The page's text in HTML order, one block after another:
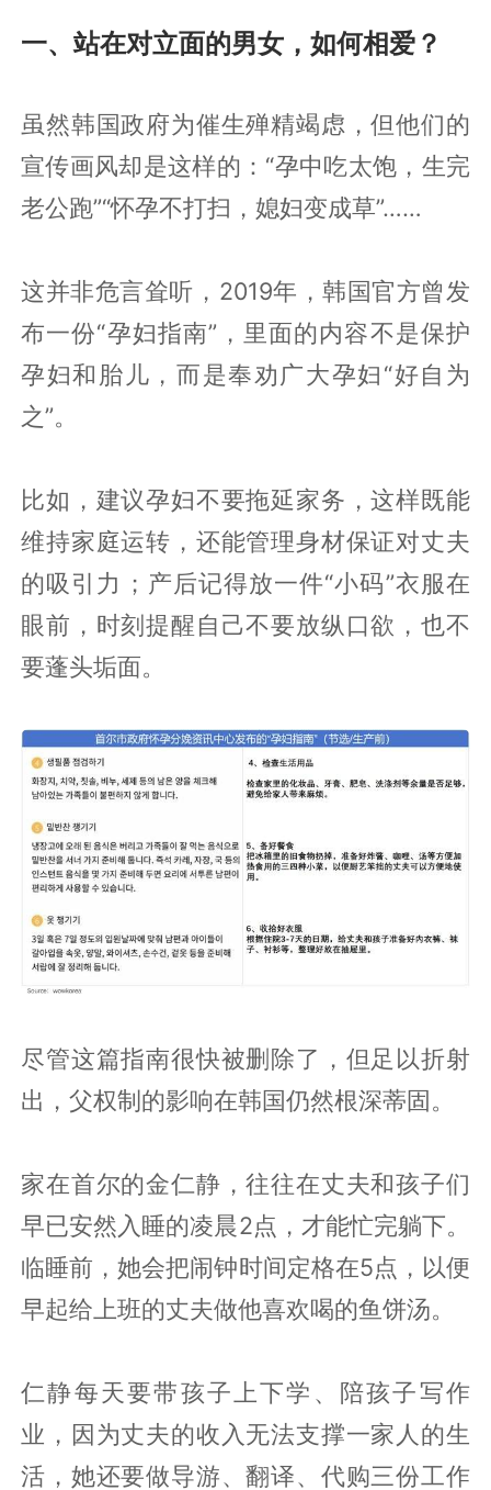
一、站在对立面的男女，如何相爱？
虽然韩国政府为催生殚精竭虑，但他们的
宣传画风却是这样的：“孕中吃太饱，生完
老公跑”“怀孕不打扫，媳妇变成草”……
这并非危言耸听，2019年，韩国官方曾发
布一份“孕妇指南”，里面的内容不是保护
孕妇和胎儿，而是奉劝广大孕妇“好自为
之”。
比如，建议孕妇不要拖延家务，这样既能
维持家庭运转，还能管理身材保证对丈夫
的吸引力；产后记得放一件“小码”衣服在
眼前，时刻提醒自己不要放纵口欲，也不
要蓬头垢面。
尽管这篇指南很快被删除了，但足以折射
出，父权制的影响在韩国仍然根深蒂固。
家在首尔的金仁静，往往在丈夫和孩子们
早已安然入睡的凌晨2点，才能忙完躺下。
临睡前，她会把闹钟时间定格在5点，以便
早起给上班的丈夫做他喜欢喝的鱼饼汤。
仁静每天要带孩子上下学、陪孩子写作
业，因为丈夫的收入无法支撑一家人的生
活，她还要做导游、翻译、代购三份工作